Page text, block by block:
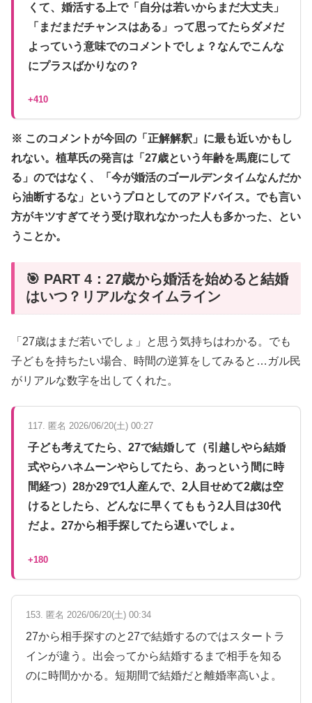
くて、婚活する上で「自分は若いからまだ大丈夫」
「まだまだチャンスはある」って思ってたらダメだ
よっていう意味でのコメントでしょ？なんでこんな
にプラスばかりなの？
+410
※ このコメントが今回の「正解解釈」に最も近いかもし
れない。植草氏の発言は「27歳という年齢を馬鹿にして
る」のではなく、「今が婚活のゴールデンタイムなんだか
ら油断するな」というプロとしてのアドバイス。でも言い
方がキツすぎてそう受け取れなかった人も多かった、とい
うことか。
🎯 PART 4：27歳から婚活を始めると結婚
はいつ？リアルなタイムライン
「27歳はまだ若いでしょ」と思う気持ちはわかる。でも
子どもを持ちたい場合、時間の逆算をしてみると…ガル民
がリアルな数字を出してくれた。
117. 匿名 2026/06/20(土) 00:27
子ども考えてたら、27で結婚して（引越しやら結婚
式やらハネムーンやらしてたら、あっという間に時
間経つ）28か29で1人産んで、2人目せめて2歳は空
けるとしたら、どんなに早くてももう2人目は30代
だよ。27から相手探してたら遅いでしょ。
+180
153. 匿名 2026/06/20(土) 00:34
27から相手探すのと27で結婚するのではスタートラ
インが違う。出会ってから結婚するまで相手を知る
のに時間かかる。短期間で結婚だと離婚率高いよ。